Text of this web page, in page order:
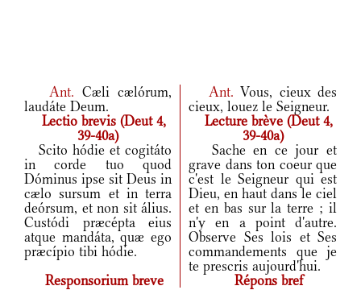
Ant. Cæli cælórum,
laudáte Deum.
Ant.Vous, cieux des
cieux, louez le Seigneur.
Lectio brevis (Deut 4,
39-40a)
Lecture brève (Deut 4,
39-40a)
Scito hódie et cogitáto
in corde tuo quod
Dóminus ipse sit Deus in
cælo sursum et in terra
deórsum, et non sit álius.
Custódi præcépta eius
atque mandáta, quæ ego
præcípio tibi hódie.
Sache en ce jour et
grave dans ton coeur que
c'est le Seigneur qui est
Dieu, en haut dans le ciel
et en bas sur la terre ; il
n'y en a point d'autre.
Observe Ses lois et Ses
commandements que je
te prescris aujourd'hui.
Responsorium breve
Répons bref